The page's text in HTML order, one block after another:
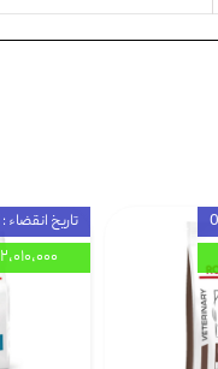
تاریخ انقضاء : 10/2027
۲,۰۱۰,۰۰۰ تومان